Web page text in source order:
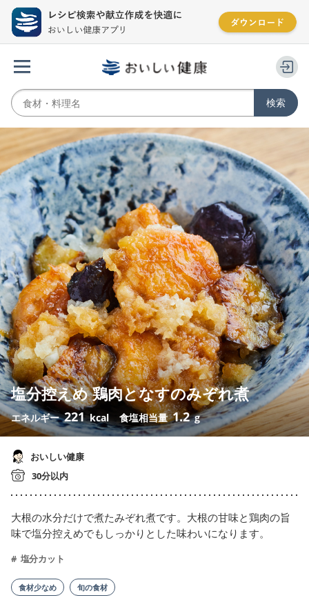
塩分控えめ 鶏肉となすのみぞれ煮
エネルギー221 kcal 食塩相当量1.2 g
おいしい健康
30分以内
大根の水分だけで煮たみぞれ煮です。大根の甘味と鶏肉の旨
味で塩分控えめでもしっかりとした味わいになります。
塩分カット
食材少なめ 旬の食材